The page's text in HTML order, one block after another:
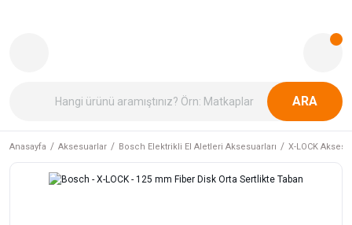
ARA
Anasayfa Aksesuarlar Bosch Elektrikli El Aletleri Aksesuarları X-LOCK